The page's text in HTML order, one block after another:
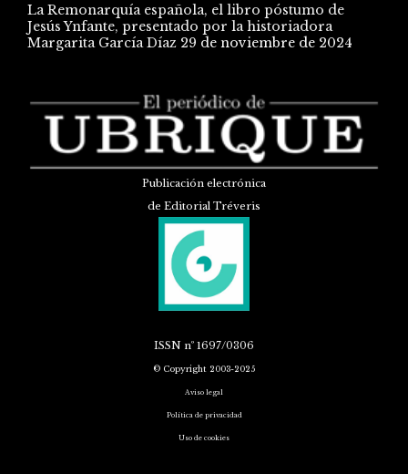
La Remonarquía española, el libro póstumo de
Jesús Ynfante, presentado por la historiadora
Margarita García Díaz 29 de noviembre de 2024
Publicación electrónica
de Editorial Tréveris
ISSN nº 1697/0306
© Copyright 2003-2025
Aviso legal
Política de privacidad
Uso de cookies